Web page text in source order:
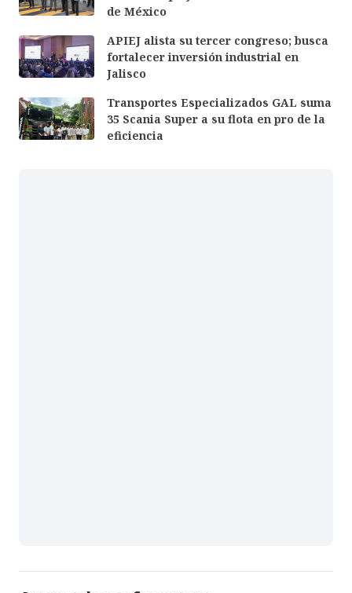
de México
APIEJ alista su tercer congreso; busca
fortalecer inversión industrial en
Jalisco
Transportes Especializados GAL suma
35 Scania Super a su flota en pro de la
eficiencia